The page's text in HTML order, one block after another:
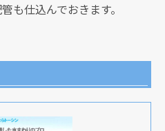
も仕込んでおきます。